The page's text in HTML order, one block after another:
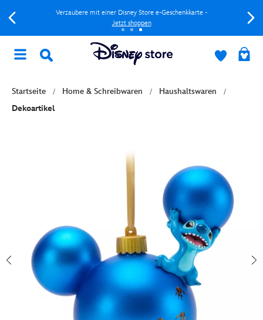
Verzaubere mit einer Disney Store e-Geschenkkarte -
Jetzt shoppen
Startseite Home & Schreibwaren
Haushaltswaren
Dekoartikel